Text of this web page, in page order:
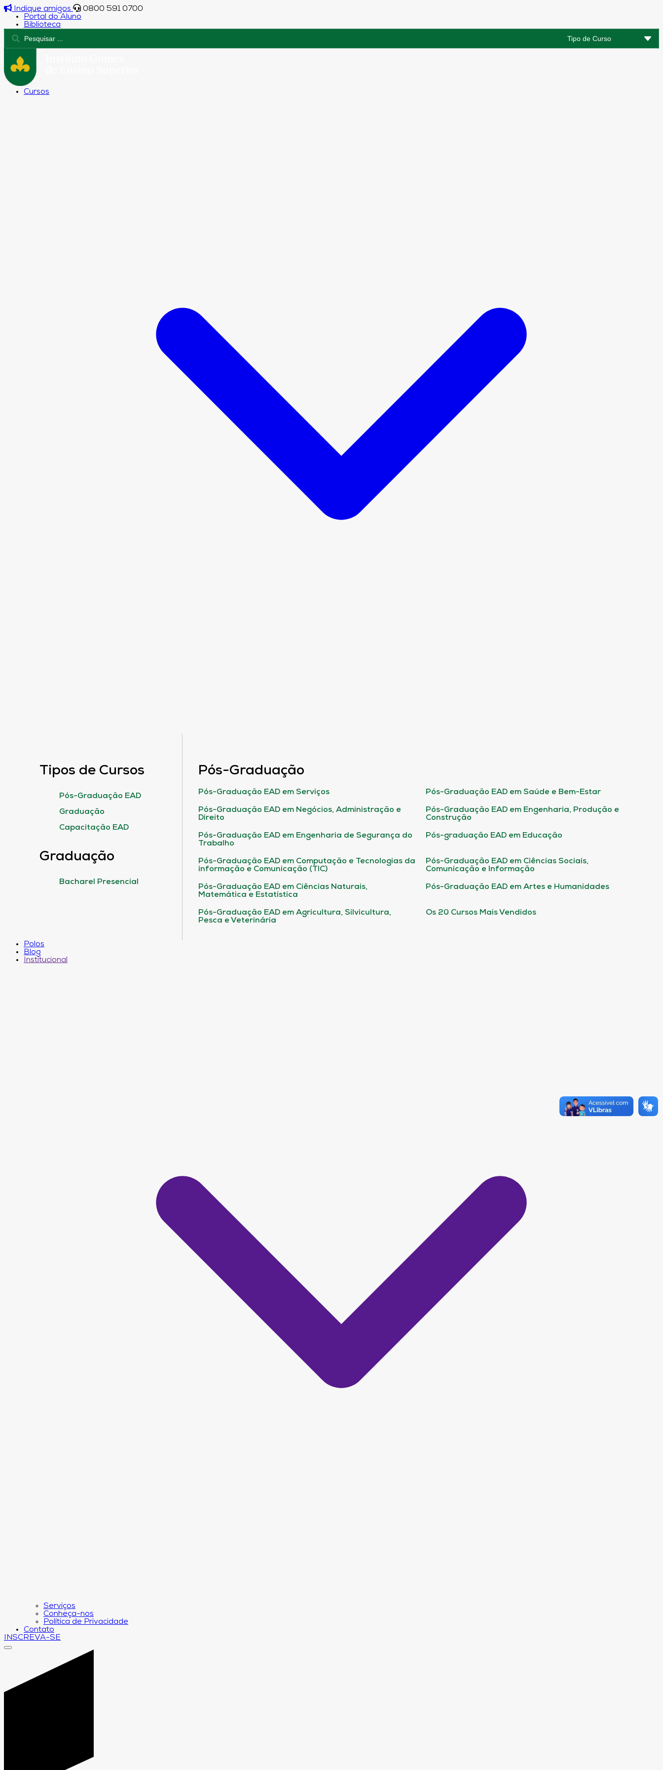
Indique amigos
0800 591 0700
Portal do Aluno
Biblioteca
Cursos
Tipos de Cursos
Pós-Graduação EAD
Graduação
Capacitação EAD
Graduação
Bacharel Presencial
Pós-Graduação
Pós-Graduação EAD em Serviços Pós-Graduação EAD em Saúde e Bem-Estar
Pós-Graduação EAD em Negócios, Administração e
Direito
Pós-Graduação EAD em Engenharia, Produção e
Construção
Pós-Graduação EAD em Engenharia de Segurança do
Trabalho
Pós-graduação EAD em Educação
Pós-Graduação EAD em Computação e Tecnologias da
informação e Comunicação (TIC)
Pós-Graduação EAD em Ciências Sociais,
Comunicação e Informação
Pós-Graduação EAD em Ciências Naturais,
Matemática e Estatística
Pós-Graduação EAD em Artes e Humanidades
Pós-Graduação EAD em Agricultura, Silvicultura,
Pesca e Veterinária
Os 20 Cursos Mais Vendidos
Polos
Blog
Institucional
Serviços
Conheça-nos
Política de Privacidade
Contato
INSCREVA-SE